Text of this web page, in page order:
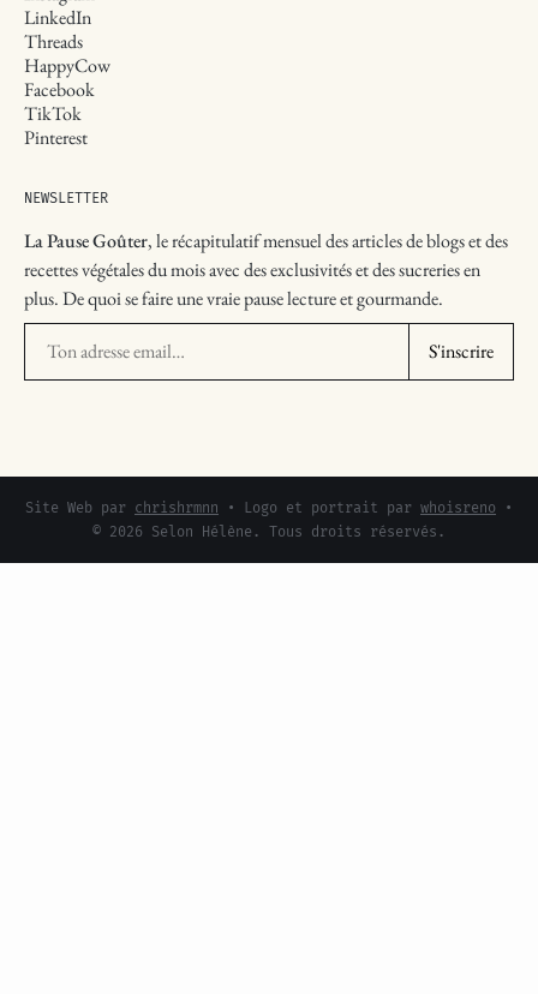
LinkedIn
Threads
HappyCow
Facebook
TikTok
Pinterest
NEWSLETTER
La Pause Goûter, le récapitulatif mensuel des articles de blogs et des
recettes végétales du mois avec des exclusivités et des sucreries en
plus. De quoi se faire une vraie pause lecture et gourmande.
S'inscrire
Site Web par chrishrmnn • Logo et portrait par whoisreno •
© 2026 Selon Hélène. Tous droits réservés.